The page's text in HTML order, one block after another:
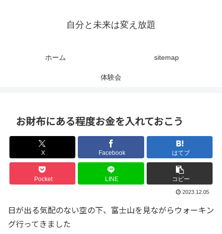
自分と未来は変え放題
ホーム sitemap
体験会
お財布にある程度お金を入れておこう
X Facebook はてブ
Pocket LINE コピー
2023.12.05
日が出る気配のない空の下、富士山を見ながらウォーキン
グ行ってきました